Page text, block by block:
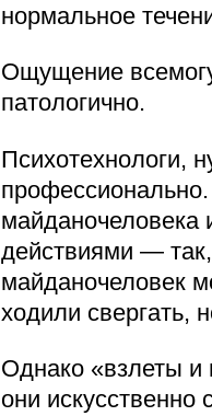
нормальное
Ощущение
патологично.
Психотехнологи,
действиями —
майданочеловек
ходили свергать,
Однако «взлеты и
они